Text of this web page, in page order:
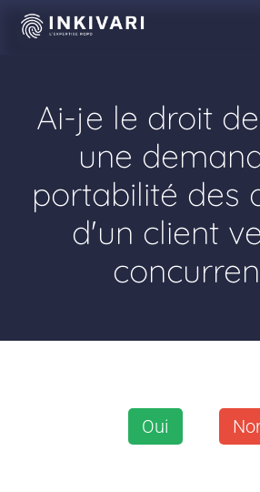
Se rendre au contenu
Ai-je le droit
une
portabilité des
d'un client
Oui